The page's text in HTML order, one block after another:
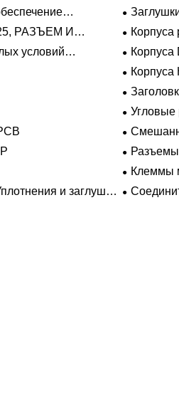
РАЗЪЕМ И
Корпуса
условий
серии
Корпуса
Клеммы
проводов
и заглушки
с замком-копьем